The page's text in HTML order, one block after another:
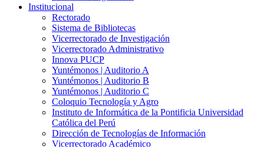
Institucional
Rectorado
Sistema de Bibliotecas
Vicerrectorado de Investigación
Vicerrectorado Administrativo
Innova PUCP
Yuntémonos | Auditorio A
Yuntémonos | Auditorio B
Yuntémonos | Auditorio C
Coloquio Tecnología y Agro
Instituto de Informática de la Pontificia Universidad
Católica del Perú
Dirección de Tecnologías de Información
Vicerrectorado Académico